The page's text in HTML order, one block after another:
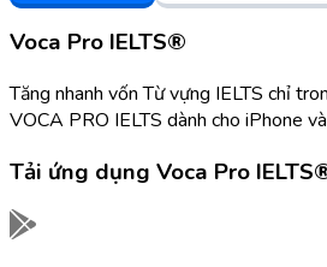
Voca Pro IELTS®
Tăng nhanh vốn Từ vựng IELTS chỉ
VOCA PRO IELTS dành cho iPhone
Tải ứng dụng Voca Pro